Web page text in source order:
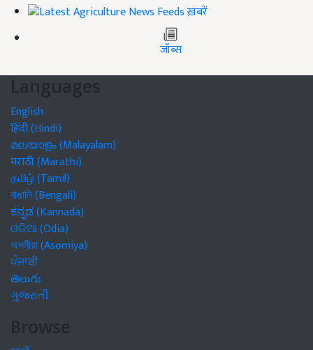
ख़बरें
जॉब्स
Languages
English
हिंदी (Hindi)
മലയാളം (Malayalam)
मराठी (Marathi)
தமிழ் (Tamil)
বাঙালি (Bengali)
ಕನ್ನಡ (Kannada)
ଓଡିଆ (Odia)
অসমীয়া (Asomiya)
ਪੰਜਾਬੀ
తెలుగు
ગુજરાતી
Browse